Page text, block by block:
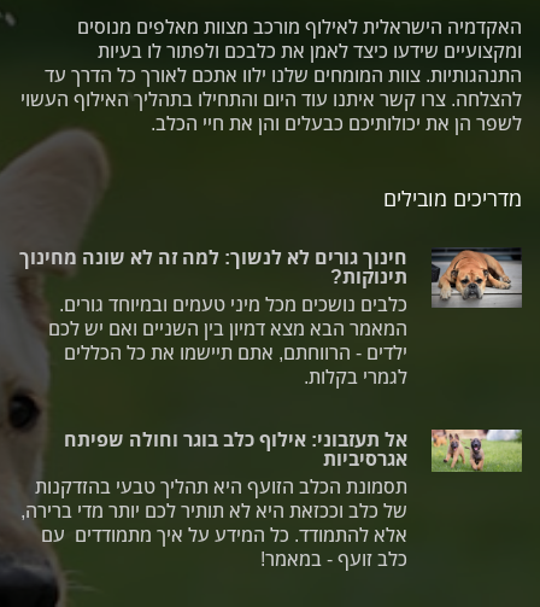
מדריכים מובילים
חינוך גורים לא לנשוך: למה זה לא שונה מחינוך
תינוקות?
כלבים נושכים מכל מיני טעמים ובמיוחד גורים.
המאמר הבא מצא דמיון בין השניים ואם יש לכם
ילדים - הרווחתם, אתם תיישמו את כל הכללים
לגמרי בקלות.
אל תעזבוני: אילוף כלב בוגר וחולה שפיתח
אגרסיביות
תסמונת הכלב הזועף היא תהליך טבעי בהזדקנות
של כלב וככזאת היא לא תותיר לכם יותר מדי ברירה,
אלא להתמודד. כל המידע על איך מתמודדים עם
כלב זועף - במאמר!
האקדמיה הישראלית לאילוף מורכב מצוות מאלפים מנוסים
ומקצועיים שידעו כיצד לאמן את כלבכם ולפתור לו בעיות
התנהגותיות. צוות המומחים שלנו ילוו אתכם לאורך כל הדרך עד
להצלחה. צרו קשר איתנו עוד היום והתחילו בתהליך האילוף העשוי
לשפר הן את יכולותיכם כבעלים והן את חיי הכלב.